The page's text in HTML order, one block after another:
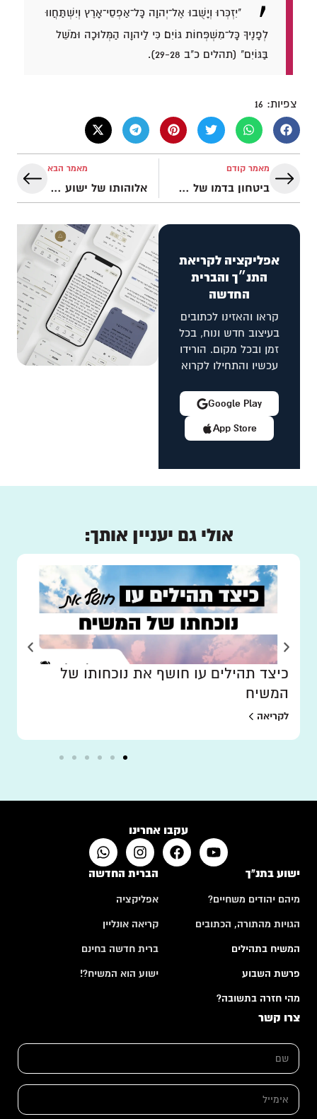
"יִזְכְּרוּ וְיָשֻׁבוּ אֶל־יְהוָה כָּל־אַפְסֵי־אָרֶץ וְיִשְׁתַּחֲווּ
לְפָנֶיךָ כָּל־מִשְׁפְּחוֹת גּוֹיִם׃ כִּי לַיהוָה הַמְּלוּכָה וּמֹשֵׁל
בַּגּוֹיִם" (תהלים כ"ב 29-28).
צפיות: 16
מאמר קודם
ביטחון בדמו של שה האלוהים
מאמר הבא
אלוהותו של ישוע על פי מתי וזכריה
אפליקציה לקריאת
התנ״ך והברית
החדשה
קראו והאזינו לכתובים
בעיצוב חדש ונוח, בכל
זמן ובכל מקום. הורידו
עכשיו והתחילו לקרוא
App Store
Google Play
אולי גם יעניין אותך:
כיצד תהילים עו חושף את נוכחותו של
המשיח
לקריאה
עקבו אחרינו
ישוע בתנ"ך
מיהם יהודים משחיים?
הגויות מהתורה, הכתובים
המשיח בתהילים
פרשת השבוע
מהי חזרה בתשובה?
הברית החדשה
אפליקציה
קריאה אונליין
ברית חדשה בחינם
ישוע הוא המשיח?!
צרו קשר
ם
מ
י
ש
*
א
מ